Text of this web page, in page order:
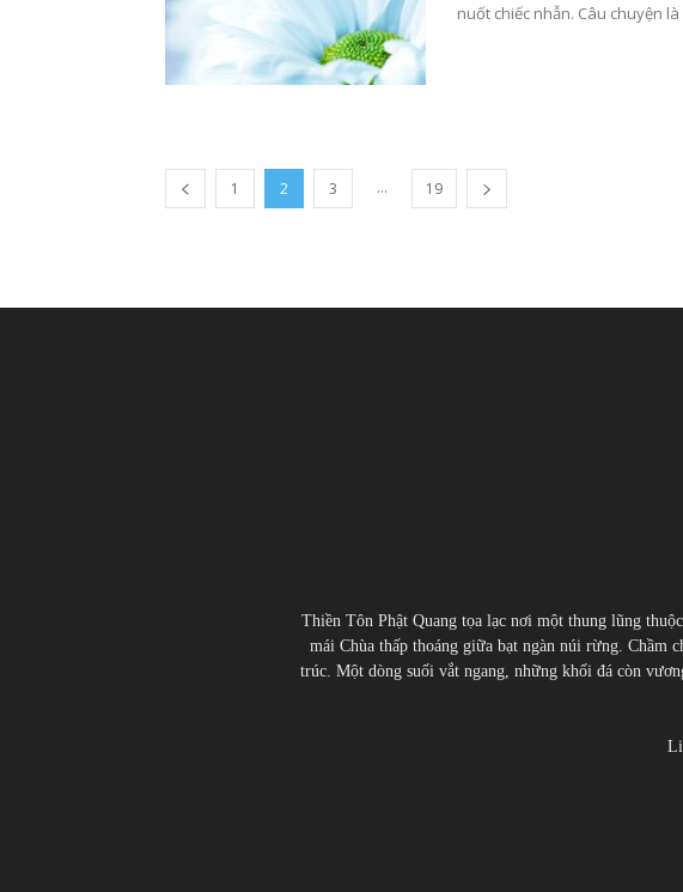
nuốt chiếc nhẫn. Câu chuyện
1 2 3 ... 19
Thiền Tôn Phật Quang tọa lạc nơi một thung lũng
mái Chùa thấp thoáng giữa bạt ngàn núi rừng. Chầm
trúc. Một dòng suối vắt ngang, những khối đá còn